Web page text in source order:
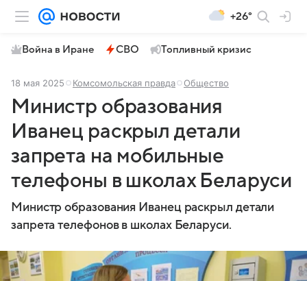
+26°
Война в Иране СВО Топливный кризис
18 мая 2025 Комсомольская правда Общество
Министр образования
Иванец раскрыл детали
запрета на мобильные
телефоны в школах Беларуси
Министр образования Иванец раскрыл детали
запрета телефонов в школах Беларуси.